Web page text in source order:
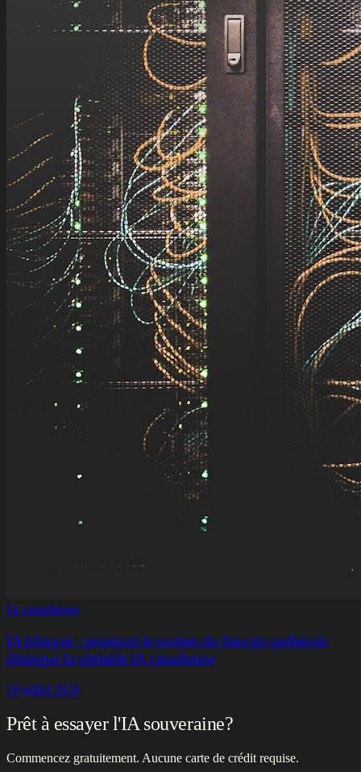
IA canadienne
IA bilingue : pourquoi le soutien du français québécois
distingue la véritable IA canadienne
18 juillet 2026
Prêt à essayer l'IA souveraine?
Commencez gratuitement. Aucune carte de crédit requise.